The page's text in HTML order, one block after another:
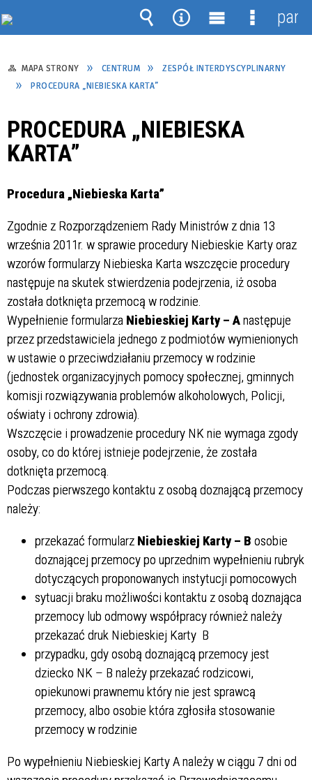
MAPA STRONY CENTRUM
ZESPÓŁ INTERDYSCYPLINARNY
PROCEDURA „NIEBIESKA KARTA”
PROCEDURA „NIEBIESKA
KARTA”
Procedura „Niebieska Karta”
Zgodnie z Rozporządzeniem Rady Ministrów z dnia 13
września 2011r. w sprawie procedury Niebieskie Karty oraz
wzorów formularzy Niebieska Karta wszczęcie procedury
następuje na skutek stwierdzenia podejrzenia, iż osoba
została dotknięta przemocą w rodzinie.
Wypełnienie formularza Niebieskiej Karty – Anastępuje
przez przedstawiciela jednego z podmiotów wymienionych
w ustawie o przeciwdziałaniu przemocy w rodzinie
(jednostek organizacyjnych pomocy społecznej, gminnych
komisji rozwiązywania problemów alkoholowych, Policji,
oświaty i ochrony zdrowia).
Wszczęcie i prowadzenie procedury NK nie wymaga zgody
osoby, co do której istnieje podejrzenie, że została
dotknięta przemocą.
Podczas pierwszego kontaktu z osobą doznającą przemocy
należy:
przekazać formularz Niebieskiej Karty – B osobie
doznającej przemocy po uprzednim wypełnieniu rubryk
dotyczących proponowanych instytucji pomocowych
sytuacji braku możliwości kontaktu z osobą doznająca
przemocy lub odmowy współpracy również należy
przekazać druk Niebieskiej Karty B
przypadku, gdy osobą doznającą przemocy jest
dziecko NK – B należy przekazać rodzicowi,
opiekunowi prawnemu który nie jest sprawcą
przemocy, albo osobie która zgłosiła stosowanie
przemocy w rodzinie
Po wypełnieniu Niebieskiej Karty A należy w ciągu 7 dni od
Wyszukiwarka
Narzędzia
MenuMenu